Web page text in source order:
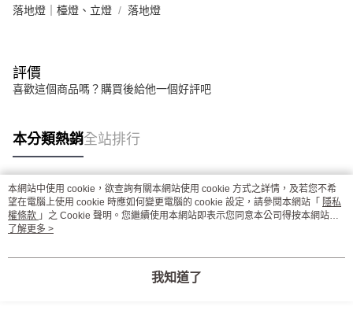
落地燈｜檯燈、立燈 落地燈
評價
喜歡這個商品嗎？購買後給他一個好評吧
本分類熱銷全站排行
熱門標籤
本網站中使用 cookie，欲查詢有關本網站使用 cookie 方式之詳情，及若您不希
望在電腦上使用 cookie 時應如何變更電腦的 cookie 設定，請參閱本網站「 隱私
權條款 」之 Cookie 聲明。您繼續使用本網站即表示您同意本公司得按本網站使
用條款之 Cookie 聲明使用 cookie。
了解更多 >
我知道了